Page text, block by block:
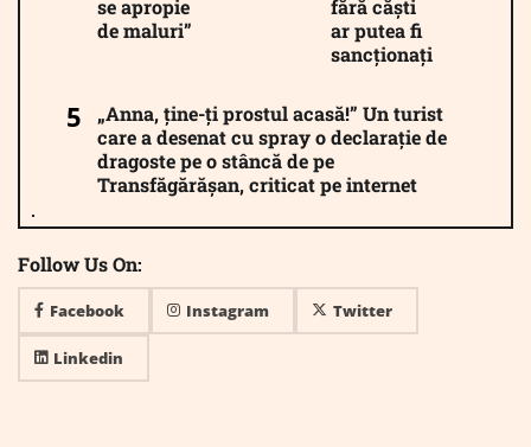
se apropie
de maluri”
fără căști
ar putea fi
sancționați
„Anna, ține-ți prostul acasă!” Un turist
care a desenat cu spray o declarație de
dragoste pe o stâncă de pe
Transfăgărășan, criticat pe internet
Follow Us On:
Facebook Instagram Twitter
Linkedin